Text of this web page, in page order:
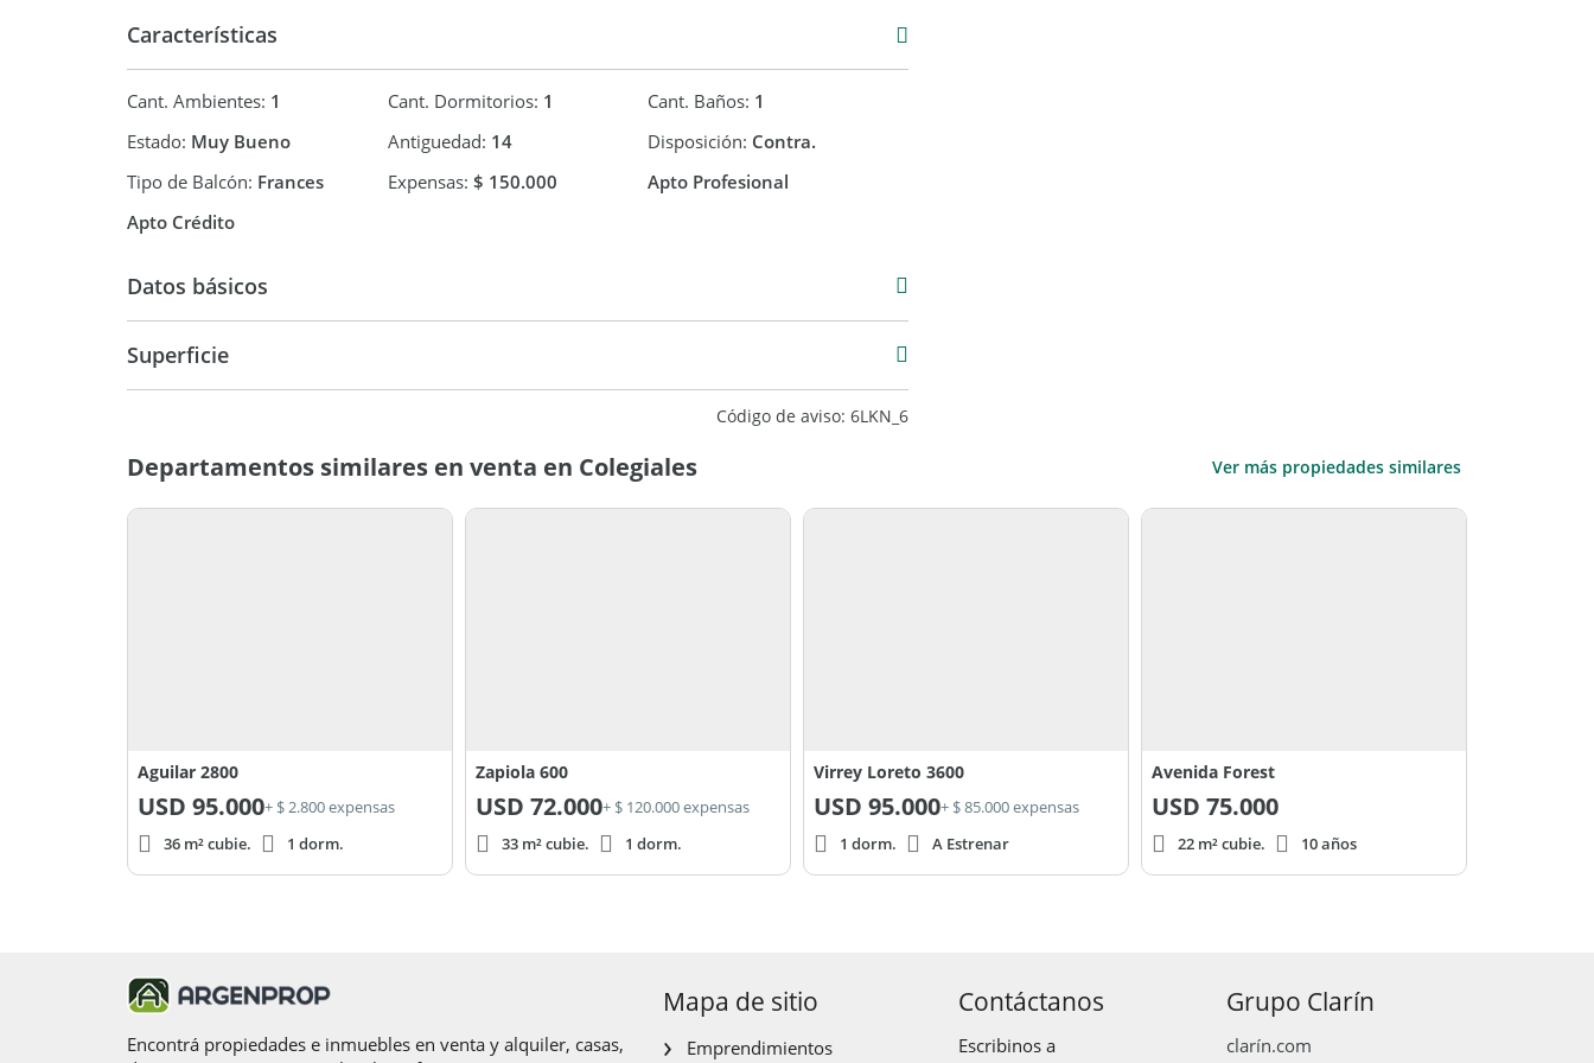
POR FAVOR)
Características
Cant. Ambientes: 1 Cant. Dormitorios: 1 Cant. Baños: 1
Estado: Muy Bueno Antiguedad: 14 Disposición: Contra.
Tipo de Balcón: Frances Expensas: $ 150.000
Apto Profesional
Apto Crédito
Datos básicos
Departamento
Superficie
Código de aviso: 6LKN_6
Departamentos similares en venta en Colegiales Ver más propiedades similares
Aguilar 2800
USD 95.000+ $ 2.800 expensas
36 m² cubie.
1 dorm.
Zapiola 600
USD 72.000+ $ 120.000 expensas
33 m² cubie.
1 dorm.
Virrey Loreto 3600
USD 95.000+ $ 85.000 expensas
1 dorm.
A Estrenar
Avenida Forest
USD 75.000
22 m² cubie. 10 años
Encontrá propiedades e inmuebles en venta y alquiler, casas,
Mapa de sitio
Emprendimientos
Contáctanos
Escribinos a
Grupo Clarín
clarín.com